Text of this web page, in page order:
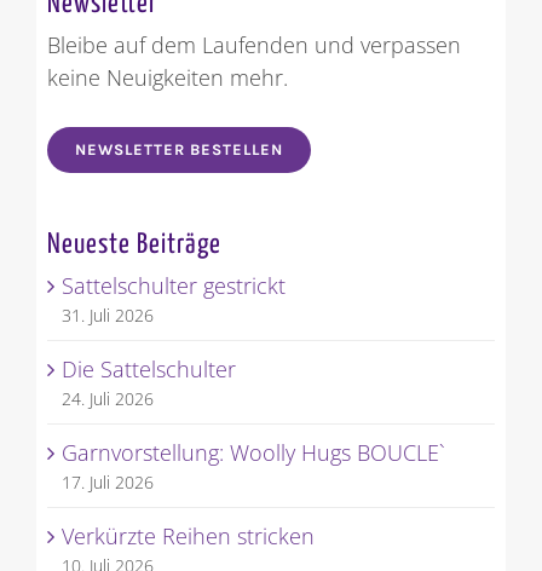
Newsletter
Bleibe auf dem Laufenden und verpassen
keine Neuigkeiten mehr.
NEWSLETTER BESTELLEN
Neueste Beiträge
Sattelschulter gestrickt
31. Juli 2026
Die Sattelschulter
24. Juli 2026
Garnvorstellung: Woolly Hugs BOUCLE`
17. Juli 2026
Verkürzte Reihen stricken